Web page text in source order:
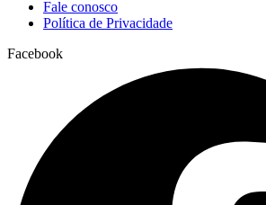
Fale conosco
Política de Privacidade
Facebook